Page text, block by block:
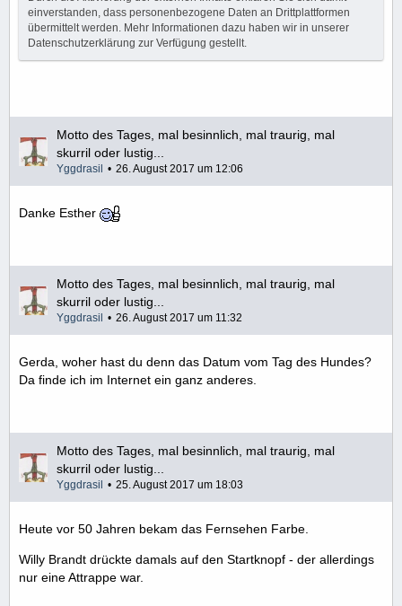
einverstanden, dass personenbezogene Daten an Drittplattformen
übermittelt werden. Mehr Informationen dazu haben wir in unserer
Datenschutzerklärung zur Verfügung gestellt.
Motto des Tages, mal besinnlich, mal traurig, mal
skurril oder lustig...
Yggdrasil 26. August 2017 um 12:06
Danke Esther
Motto des Tages, mal besinnlich, mal traurig, mal
skurril oder lustig...
Yggdrasil 26. August 2017 um 11:32
Gerda, woher hast du denn das Datum vom Tag des Hundes?
Da finde ich im Internet ein ganz anderes.
Motto des Tages, mal besinnlich, mal traurig, mal
skurril oder lustig...
Yggdrasil 25. August 2017 um 18:03
Heute vor 50 Jahren bekam das Fernsehen Farbe.
Willy Brandt drückte damals auf den Startknopf - der allerdings
nur eine Attrappe war.